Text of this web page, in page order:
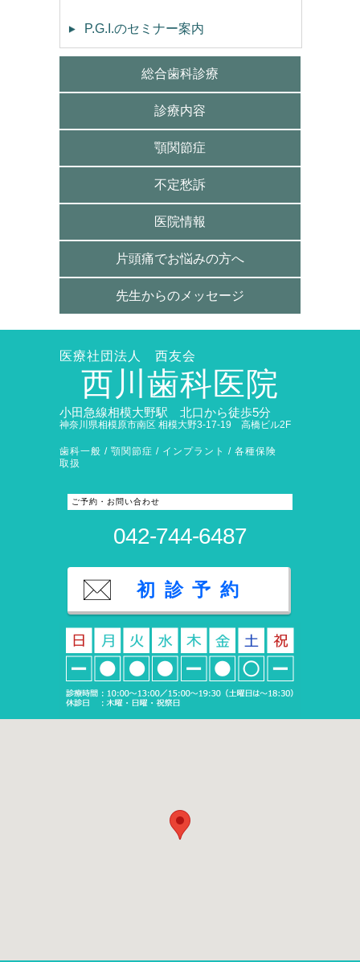
P.G.I.のセミナー案内
総合歯科診療
診療内容
顎関節症
不定愁訴
医院情報
片頭痛でお悩みの方へ
先生からのメッセージ
医療社団法人 西友会
西川歯科医院
小田急線相模大野駅 北口から徒歩5分
神奈川県相模原市南区 相模大野3-17-19 高橋ビル2F
歯科一般 / 顎関節症 / インプラント / 各種保険
取扱
ご予約・お問い合わせ
042-744-6487
初診予約